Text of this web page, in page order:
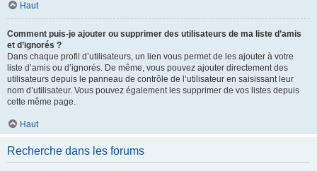
Haut
Comment puis-je ajouter ou supprimer des utilisateurs de ma liste d’amis
et d’ignorés ?
Dans chaque profil d’utilisateurs, un lien vous permet de les ajouter à votre
liste d’amis ou d’ignorés. De même, vous pouvez ajouter directement des
utilisateurs depuis le panneau de contrôle de l’utilisateur en saisissant leur
nom d’utilisateur. Vous pouvez également les supprimer de vos listes depuis
cette même page.
Haut
Recherche dans les forums